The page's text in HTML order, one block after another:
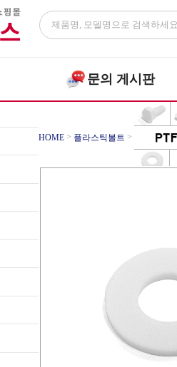
문의 게시판
HOME > 플라스틱볼트 >